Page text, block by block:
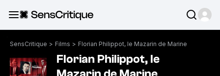
SensCritique > Films > Florian Philippot, le Mazarin de Marine
Florian Philippot, le